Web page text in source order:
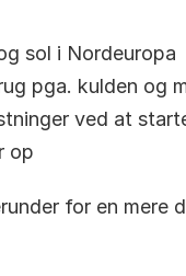
sol i Nordeuropa
pga. kulden og
ved at
op
for en mere